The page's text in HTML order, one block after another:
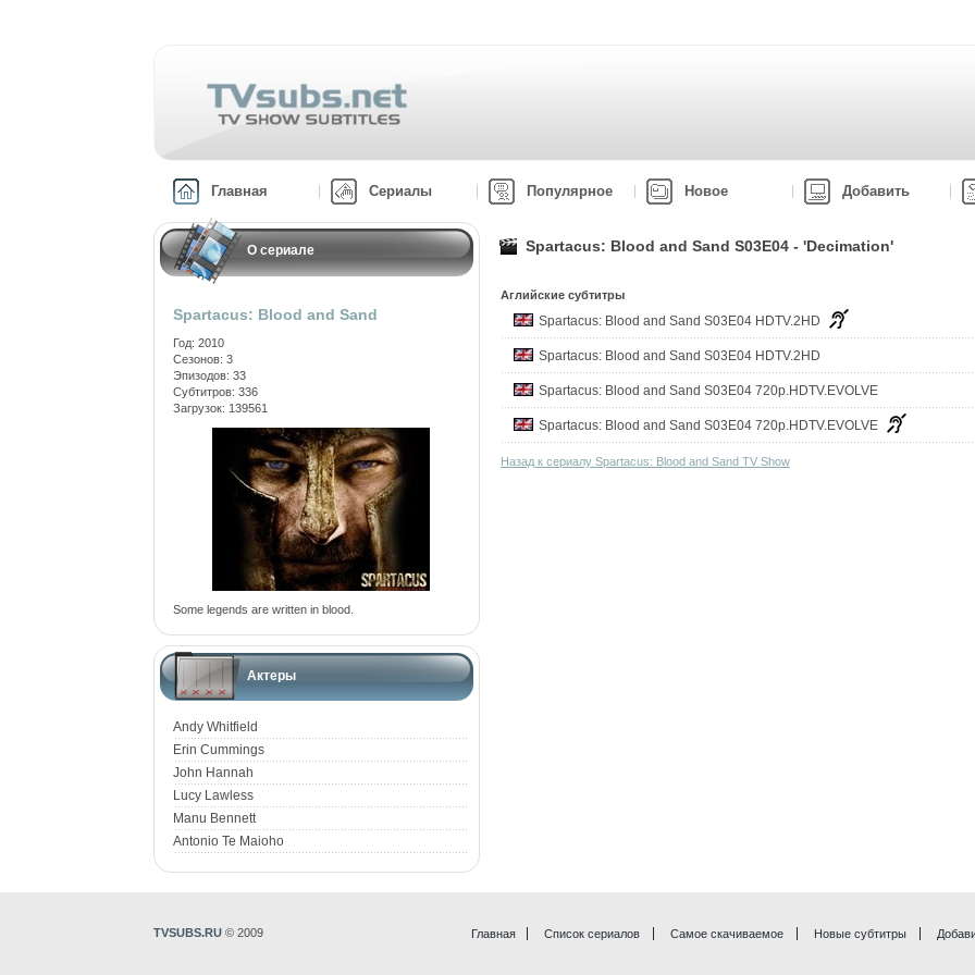
Главная Сериалы Популярное Новое Добавить
О сериале
Spartacus: Blood and Sand
Год: 2010
Сезонов: 3
Эпизодов: 33
Субтитров: 336
Загрузок: 139561
Some legends are written in blood.
Актеры
Andy Whitfield
Erin Cummings
John Hannah
Lucy Lawless
Manu Bennett
Antonio Te Maioho
Spartacus: Blood and Sand S03E04 - 'Decimation'
Аглийские субтитры
Spartacus: Blood and Sand S03E04 HDTV.2HD
Spartacus: Blood and Sand S03E04 HDTV.2HD
Spartacus: Blood and Sand S03E04 720p.HDTV.EVOLVE
Spartacus: Blood and Sand S03E04 720p.HDTV.EVOLVE
Назад к сериалу Spartacus: Blood and Sand TV Show
Главная Список сериалов Самое скачиваемое Новые субтитры
TVSUBS.RU © 2009